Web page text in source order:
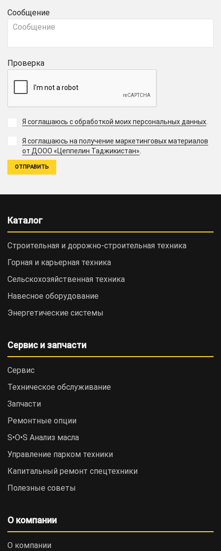
Сообщение
Проверка
Я соглашаюсь с обработкой моих персональных данных.
Я соглашаюсь на получение маркетинговых материалов
от ДООО «Цеппелин Таджикистан».
Каталог
Строительная и дорожно-cтроительная техника
Горная и карьерная техника
Сельскохозяйственная техника
Навесное оборудование
Энергетические системы
Сервис и запчасти
Сервис
Техническое обслуживание
Запчасти
Ремонтные опции
S•O•S Анализ масла
Управление парком техники
Капитальный ремонт спецтехники
Полезные советы
О компании
О компании